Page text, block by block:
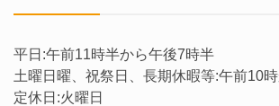
平日:午前11時半から午後7時半
土曜日曜、祝祭日、長期休暇等:午前10
定休日:火曜日